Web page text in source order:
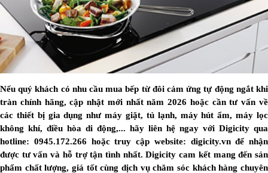
Nếu quý khách có nhu cầu mua bếp từ đôi cảm ứng tự động ngắt khi
tràn chính hãng, cập nhật mới nhất năm 2026 hoặc cần tư vấn về
các thiết bị gia dụng như máy giặt, tủ lạnh, máy hút ẩm, máy lọc
không khí, điều hòa di động,... hãy liên hệ ngay với Digicity qua
hotline: 0945.172.266 hoặc truy cập website: digicity.vn để nhận
được tư vấn và hỗ trợ tận tình nhất. Digicity cam kết mang đến sản
phẩm chất lượng, giá tốt cùng dịch vụ chăm sóc khách hàng chuyên